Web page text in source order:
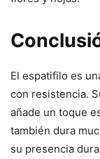
El espatifilo es
con resistencia.
añade un toque
también dura
su presencia